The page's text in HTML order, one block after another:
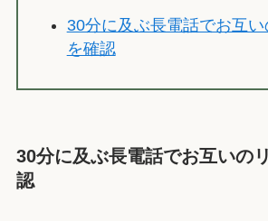
30分に及ぶ長電話でお互い
を確認
30分に及ぶ長電話でお互いの
認